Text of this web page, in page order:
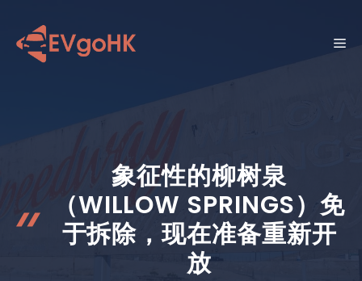
菜
象征性的柳树泉
（WILLOW SPRINGS）免
于拆除，现在准备重新开
放